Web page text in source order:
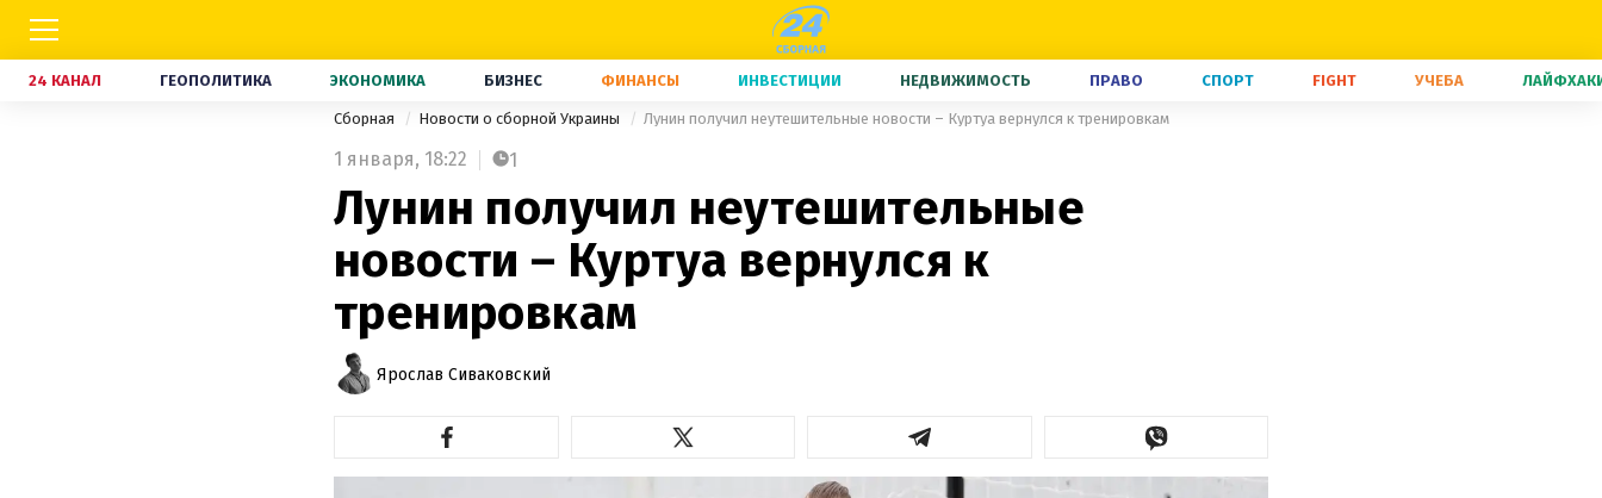
24 КАНАЛ ГЕОПОЛИТИКА ЭКОНОМИКА БИЗНЕС ФИНАНСЫ ИНВЕСТИЦИИ НЕДВИЖИМОСТЬ ПРАВО СПОРТ FIGHT УЧЕБА
Сборная Новости о сборной Украины Лунин получил неутешительные новости – Куртуа вернулся к тренировкам
1 января, 18:22 1
Лунин получил неутешительные
новости – Куртуа вернулся к
тренировкам
Ярослав Сиваковский